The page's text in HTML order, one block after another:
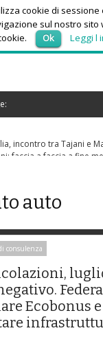
incontro tra Tajani e
faccia a faccia a fine mese
auto
consulenza
Ecobonus e
cookie di sessione
sul nostro sito
Ok Leggi l